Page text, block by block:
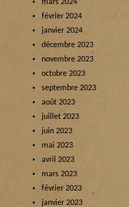
mars 2024
février 2024
janvier 2024
décembre 2023
novembre 2023
octobre 2023
septembre 2023
août 2023
juillet 2023
juin 2023
mai 2023
avril 2023
mars 2023
février 2023
janvier 2023